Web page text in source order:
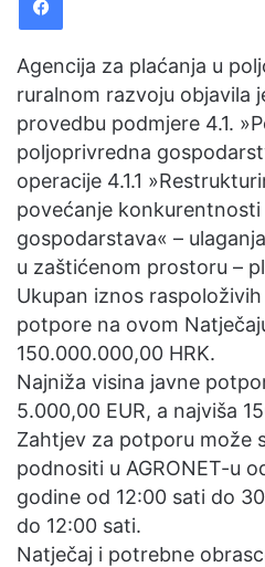
Agencija za plaćanja u
ruralnom razvoju objavila
provedbu podmjere 4.1.
poljoprivredna
operacije 4.1.1
povećanje
gospodarstava« –
u zaštićenom prostoru –
Ukupan iznos
potpore na ovom
150.000.000,00 HRK.
Najniža visina javne
5.000,00 EUR, a najviša
Zahtjev za potporu može
podnositi u AGRONET-u
godine od 12:00 sati do
do 12:00 sati.
Natječaj i potrebne